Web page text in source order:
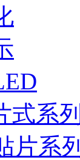
式系列
片系列